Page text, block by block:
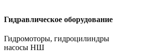
Гидравлическое оборудование
Гидромоторы, гидроцилиндры
насосы НШ